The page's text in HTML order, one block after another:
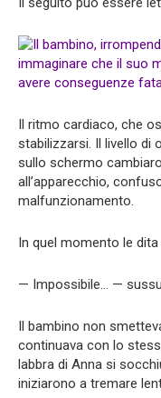
Il ritmo cardiaco, che
stabilizzarsi. Il livello di
sullo schermo
all’apparecchio,
malfunzionamento.
In quel momento le
— Impossibile… —
Il bambino non
continuava con lo
labbra di Anna si
iniziarono a tremare